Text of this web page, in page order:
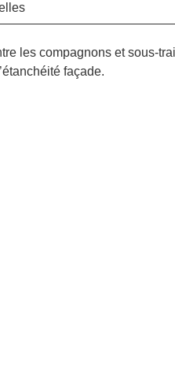
les compagnons et sous-
façade.